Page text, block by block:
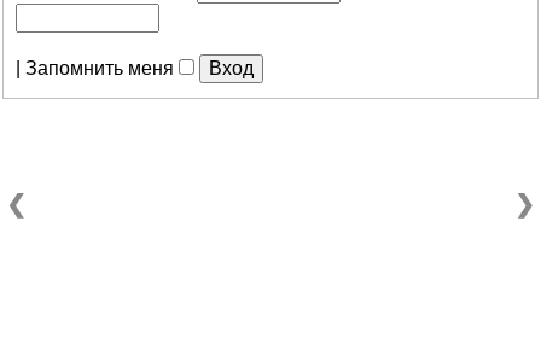
Запомнить меня
❮ ❯